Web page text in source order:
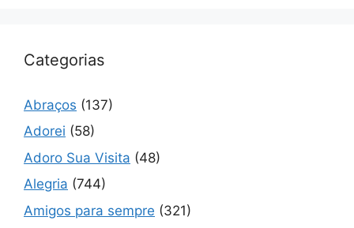
Categorias
Abraços (137)
Adorei (58)
Adoro Sua Visita (48)
Alegria (744)
Amigos para sempre (321)